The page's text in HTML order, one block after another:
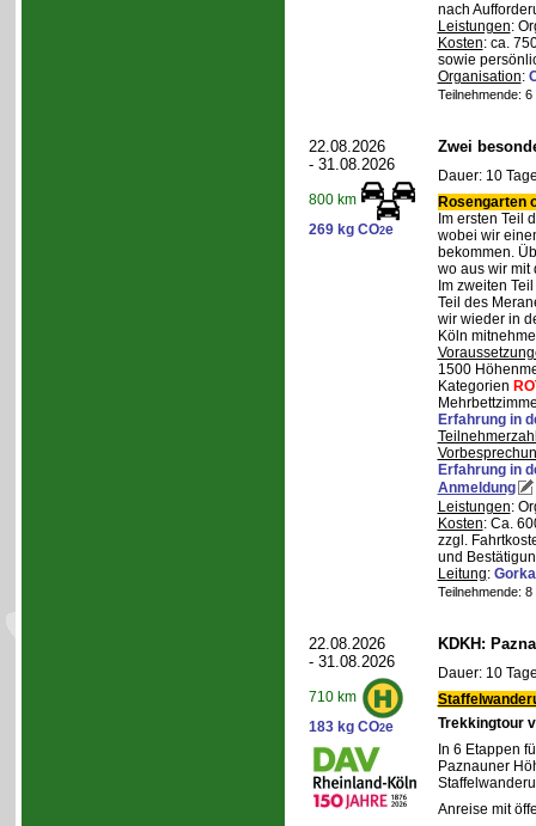
nach
Leistungen:
Kosten: ca.
sowie
Organisation:
Teilnehmende:
22.08.2026
- 31.08.2026
800 km
269 kg CO2e
Zwei
Dauer: 10
Rosengarten
Im ersten Teil
wobei wir
bekommen.
wo aus wir mit
Im zweiten
Teil des
wir wieder in
Köln
1500
Kategorien
Erfahrung in
Erfahrung in
Anmeldung
Leistungen:
Kosten: Ca.
zzgl.
und
Leitung:
Teilnehmende:
22.08.2026
- 31.08.2026
710 km
183 kg CO2e
KDKH:
Dauer: 10
Trekkingtour
In 6 Etappen
Paznauner
Anreise mit